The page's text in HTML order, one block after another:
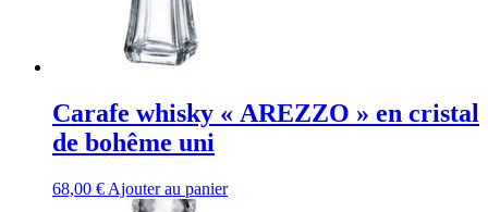
Carafe whisky « AREZZO » en cristal
de bohême uni
68,00 € Ajouter au panier